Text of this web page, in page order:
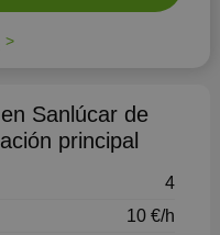
Sanlúcar de
principal
4
10 €/h